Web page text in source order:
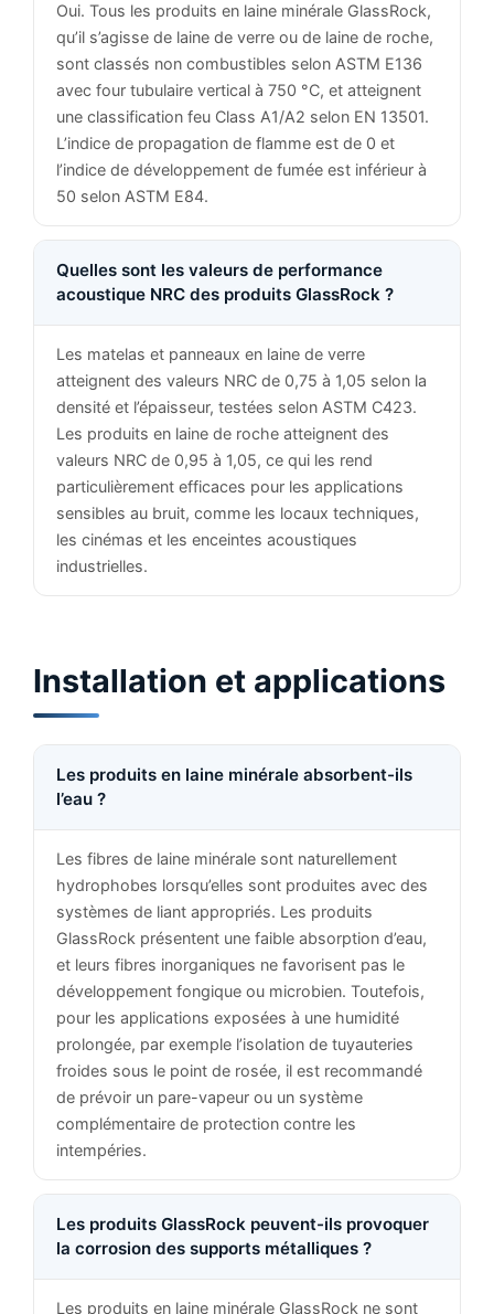
Oui. Tous les produits en laine minérale GlassRock,
qu’il s’agisse de laine de verre ou de laine de roche,
sont classés non combustibles selon ASTM E136
avec four tubulaire vertical à 750 °C, et atteignent
une classification feu Class A1/A2 selon EN 13501.
L’indice de propagation de flamme est de 0 et
l’indice de développement de fumée est inférieur à
50 selon ASTM E84.
Quelles sont les valeurs de performance
acoustique NRC des produits GlassRock ?
Les matelas et panneaux en laine de verre
atteignent des valeurs NRC de 0,75 à 1,05 selon la
densité et l’épaisseur, testées selon ASTM C423.
Les produits en laine de roche atteignent des
valeurs NRC de 0,95 à 1,05, ce qui les rend
particulièrement efficaces pour les applications
sensibles au bruit, comme les locaux techniques,
les cinémas et les enceintes acoustiques
industrielles.
Installation et applications
Les produits en laine minérale absorbent-ils
l’eau ?
Les fibres de laine minérale sont naturellement
hydrophobes lorsqu’elles sont produites avec des
systèmes de liant appropriés. Les produits
GlassRock présentent une faible absorption d’eau,
et leurs fibres inorganiques ne favorisent pas le
développement fongique ou microbien. Toutefois,
pour les applications exposées à une humidité
prolongée, par exemple l’isolation de tuyauteries
froides sous le point de rosée, il est recommandé
de prévoir un pare-vapeur ou un système
complémentaire de protection contre les
intempéries.
Les produits GlassRock peuvent-ils provoquer
la corrosion des supports métalliques ?
Les produits en laine minérale GlassRock ne sont